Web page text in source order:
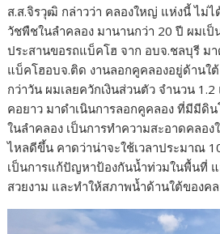
ส.ส.จิรวุฒิ กล่าวว่า คลองใหญ่ แห่งนี้ ไม่
วัชพืชในลำคลอง มานานกว่า 20 ปี ผมเ
ประสานขอรถแบ็คโฮ จาก อบจ.ชลบุรี ม
แบ็คโฮอบจ.ติด งานลอกคูคลองอยู่ด้านใต้
กว่าวัน ผมเลยควักเงินส่วนตัว จำนวน
คอยาว มาดำเนินการลอกคูคลอง ที่มีมีดิ
ในลำคลอง เป็นการทำความสะอาดคลอง
ไหลดีขึ้น คาดว่าน่าจะใช้เวลาประมาณ
เป็นการแก้ปัญหาป้องกันน้ำท่วมในพื้นที่
สวยงาม และทำให้สภาพน้ำด้านใต้ของค